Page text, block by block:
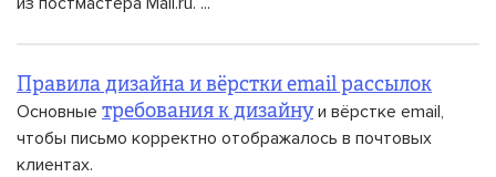
Правила дизайна и вёрстки email рассылок
Основные требования к дизайнуи вёрстке email,
чтобы письмо корректно отображалось в почтовых
клиентах.